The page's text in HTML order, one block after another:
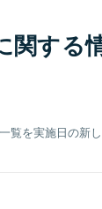
関する
覧を実施日の新